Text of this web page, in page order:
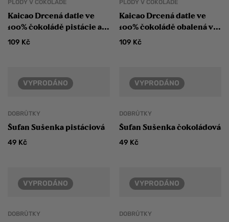
PLODY V ČOKOLÁDĚ
Kaicao Drcená datle ve
100% čokoládě pistácie a
solný květ paprikový
109 Kč
PLODY V ČOKOLÁDĚ
Kaicao Drcená datle ve
100% čokoládě obalená v
sezamu
109 Kč
VYPRODÁNO
DOBRŮTKY
Šufan Sušenka pistáciová
49 Kč
VYPRODÁNO
DOBRŮTKY
Šufan Sušenka čokoládová
49 Kč
VYPRODÁNO
DOBRŮTKY
VYPRODÁNO
DOBRŮTKY